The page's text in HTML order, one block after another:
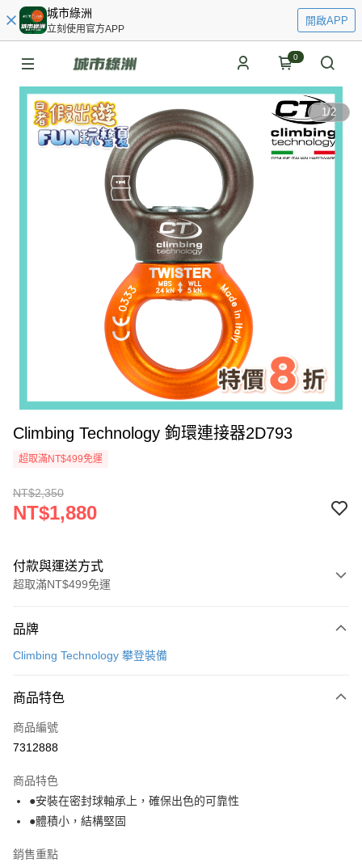
城市綠洲
立刻使用官方APP
開啟APP
0
1/2
Climbing Technology 鉤環連接器2D793
超取滿NT$499免運
NT$2,350
NT$1,880
付款與運送方式
超取滿NT$499免運
信用卡一次付款
LINE Pay
Apple Pay
悠遊付
Google Pay
全盈+PAY
品牌
Climbing Technology 攀登裝備
商品特色
商品編號
7312888
商品特色
●安裝在密封球軸承上，確保出色的可靠性
●體積小，結構堅固
銷售重點